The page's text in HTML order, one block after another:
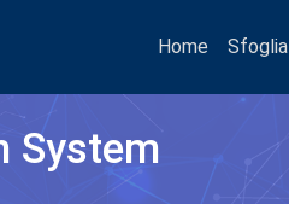
Home Sfoglia
System